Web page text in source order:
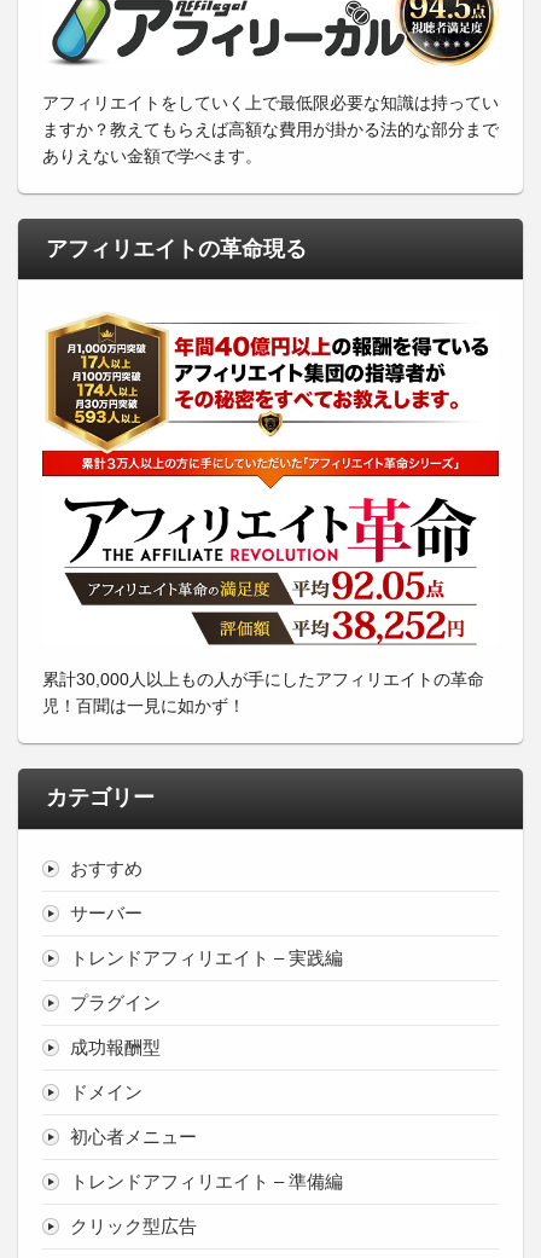
アフィリエイトをしていく上で最低限必要な知識は持ってい
ますか？教えてもらえば高額な費用が掛かる法的な部分まで
ありえない金額で学べます。
アフィリエイトの革命現る
累計30,000人以上もの人が手にしたアフィリエイトの革命
児！百聞は一見に如かず！
カテゴリー
おすすめ
サーバー
トレンドアフィリエイト – 実践編
プラグイン
成功報酬型
ドメイン
初心者メニュー
トレンドアフィリエイト – 準備編
クリック型広告